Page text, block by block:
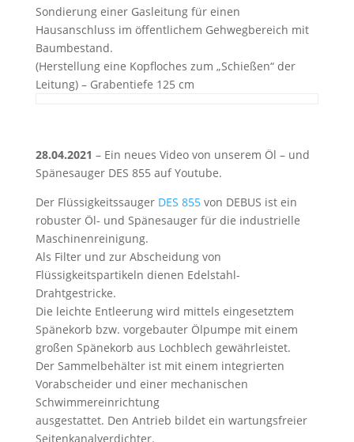
Sondierung einer Gasleitung für einen
Hausanschluss im öffentlichem Gehwegbereich mit
Baumbestand.
(Herstellung eine Kopfloches zum „Schießen“ der
Leitung) – Grabentiefe 125 cm
28.04.2021 – Ein neues Video von unserem Öl – und
Spänesauger DES 855 auf Youtube.
Der Flüssigkeitssauger DES 855von DEBUS ist ein
robuster Öl- und Spänesauger für die industrielle
Maschinenreinigung.
Als Filter und zur Abscheidung von
Flüssigkeitspartikeln dienen Edelstahl-
Drahtgestricke.
Die leichte Entleerung wird mittels eingesetztem
Spänekorb bzw. vorgebauter Ölpumpe mit einem
großen Spänekorb aus Lochblech gewährleistet.
Der Sammelbehälter ist mit einem integrierten
Vorabscheider und einer mechanischen
Schwimmereinrichtung
ausgestattet. Den Antrieb bildet ein wartungsfreier
Seitenkanalverdichter.